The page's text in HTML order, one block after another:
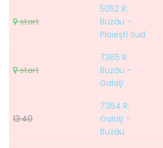
start
5052 R:
Buzău -
Ploieşti Sud
start
7365 R:
Buzău -
Galaţi
13:40
7364 R:
Galaţi -
Buzău